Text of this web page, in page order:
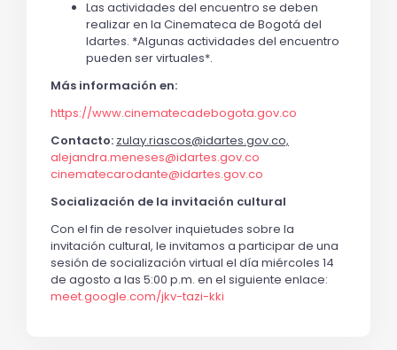
Las actividades del encuentro se deben
realizar en la Cinemateca de Bogotá del
Idartes. *Algunas actividades del encuentro
pueden ser virtuales*.
Más información en:
https://www.cinematecadebogota.gov.co
Contacto: zulay.riascos@idartes.gov.co,
alejandra.meneses@idartes.gov.co
cinematecarodante@idartes.gov.co
Socialización de la invitación cultural
Con el fin de resolver inquietudes sobre la
invitación cultural, le invitamos a participar de una
sesión de socialización virtual el día miércoles 14
de agosto a las 5:00 p.m. en el siguiente enlace:
meet.google.com/jkv-tazi-kki